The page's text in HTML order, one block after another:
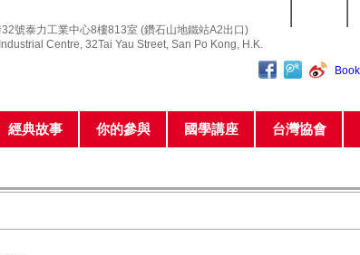
號泰力工業中心8樓813室 (鑽石山地鐵站A2出口)
Centre, 32Tai Yau Street, San Po Kong, H.K.
經典故事 你的參與 國學講座 台灣協會